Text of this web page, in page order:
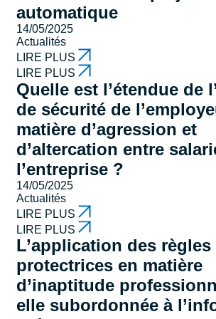
automatique
14/05/2025
Actualités
LIRE PLUS
LIRE PLUS
Quelle est l’étendue de
de sécurité de
matière d’agression et
d’altercation entre
l’entreprise ?
14/05/2025
Actualités
LIRE PLUS
LIRE PLUS
L’application des règles
protectrices en matière
d’inaptitude
elle subordonnée à